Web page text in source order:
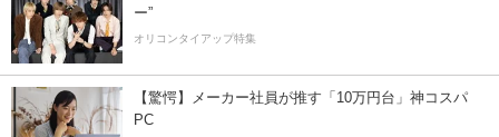
ー”
オリコンタイアップ特集
【驚愕】メーカー社員が推す「10万円台」神コスパ
PC